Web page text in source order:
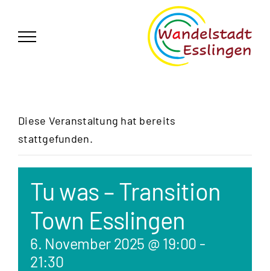
springen
Diese Veranstaltung hat bereits
stattgefunden.
Tu was – Transition
Town Esslingen
6. November 2025 @ 19:00 -
21:30